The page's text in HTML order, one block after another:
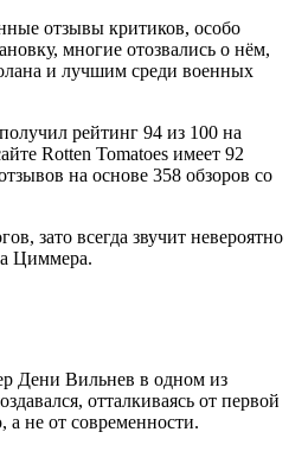
отзывы критиков, особо
многие отозвались о нём,
и лучшим среди военных
рейтинг 94 из 100 на
Rotten Tomatoes имеет 92
на основе 358 обзоров со
зато всегда звучит невероятно
Циммера.
Дени Вильнев в одном из
отталкиваясь от первой
а не от современности.